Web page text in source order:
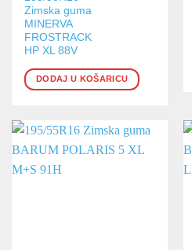
Zimska guma
MINERVA
FROSTRACK
HP XL 88V
DODAJ U KOŠARICU